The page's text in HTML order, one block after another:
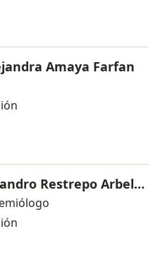
Amaya Farfan
Dr. Daniel Alejandro Restrepo Arbeláez